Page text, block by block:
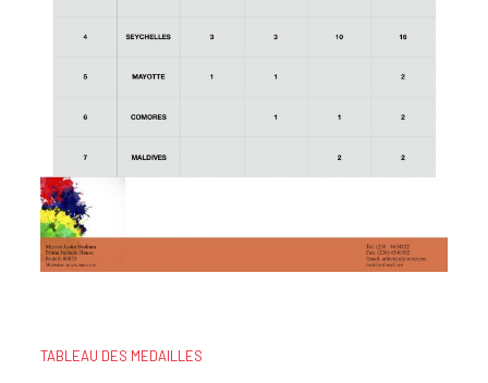
TABLEAU DES MEDAILLES